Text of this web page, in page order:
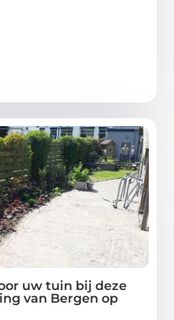
uw tuin bij deze
van Bergen op